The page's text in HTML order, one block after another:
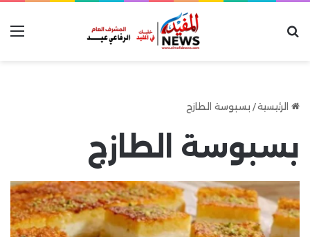
الرئيسية/ بسبوسة الطازج
بسبوسة الطازج